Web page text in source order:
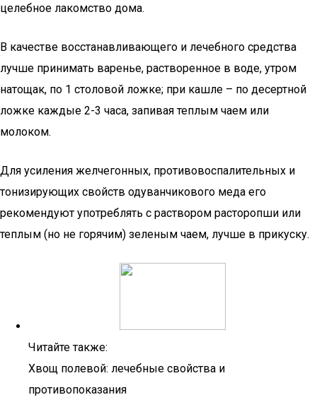
целебное лакомство дома.
В качестве восстанавливающего и лечебного средства
лучше принимать варенье, растворенное в воде, утром
натощак, по 1 столовой ложке; при кашле – по десертной
ложке каждые 2-3 часа, запивая теплым чаем или
молоком.
Для усиления желчегонных, противовоспалительных и
тонизирующих свойств одуванчикового меда его
рекомендуют употреблять с раствором расторопши или
теплым (но не горячим) зеленым чаем, лучше в прикуску.
Читайте также:
Хвощ полевой: лечебные свойства и
противопоказания